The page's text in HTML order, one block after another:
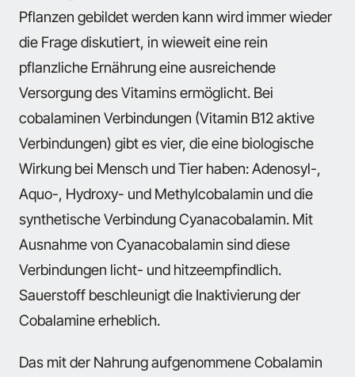
Pflanzen gebildet werden kann wird immer wieder
die Frage diskutiert, in wieweit eine rein
pflanzliche Ernährung eine ausreichende
Versorgung des Vitamins ermöglicht. Bei
cobalaminen Verbindungen (Vitamin B12 aktive
Verbindungen) gibt es vier, die eine biologische
Wirkung bei Mensch und Tier haben: Adenosyl-,
Aquo-, Hydroxy- und Methylcobalamin und die
synthetische Verbindung Cyanacobalamin. Mit
Ausnahme von Cyanacobalamin sind diese
Verbindungen licht- und hitzeempfindlich.
Sauerstoff beschleunigt die Inaktivierung der
Cobalamine erheblich.
Das mit der Nahrung aufgenommene Cobalamin